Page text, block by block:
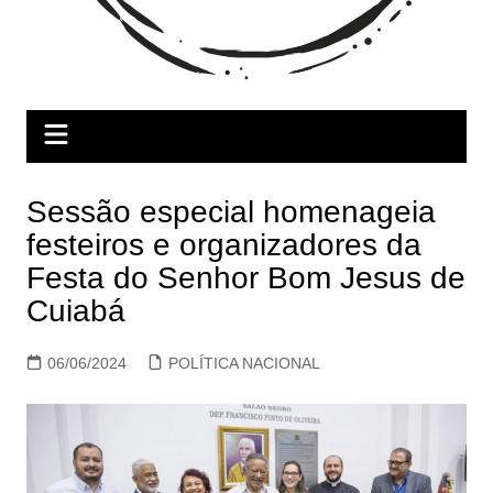
Sessão especial homenageia
festeiros e organizadores da
Festa do Senhor Bom Jesus de
Cuiabá
06/06/2024 POLÍTICA NACIONAL